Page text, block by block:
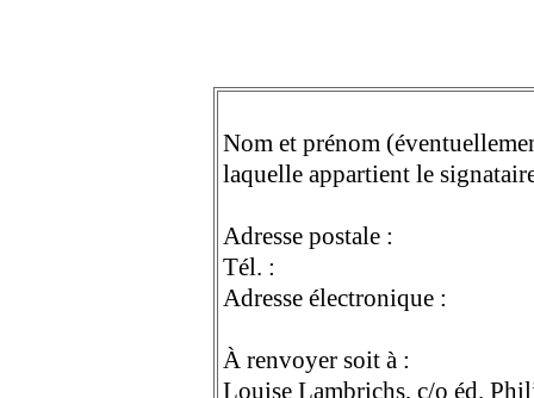
Nom et prénom
laquelle appartient le
Adresse postale :
Tél. :
Adresse électronique :
À renvoyer soit à :
Louise Lambrichs, c/o éd.